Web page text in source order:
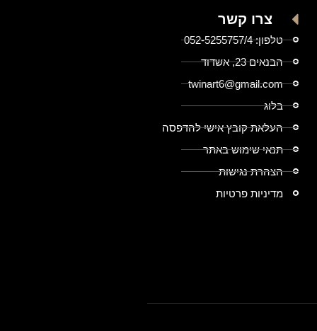
צרו קשר
טלפון: 052-5255757/4
הבנאים 23, אשדוד
twinart6@gmail.com
בלוג
העלאת קובץ אישי להדפסה
תנאי שימוש באתר
הצהרת נגישות
מדיניות פרטיות